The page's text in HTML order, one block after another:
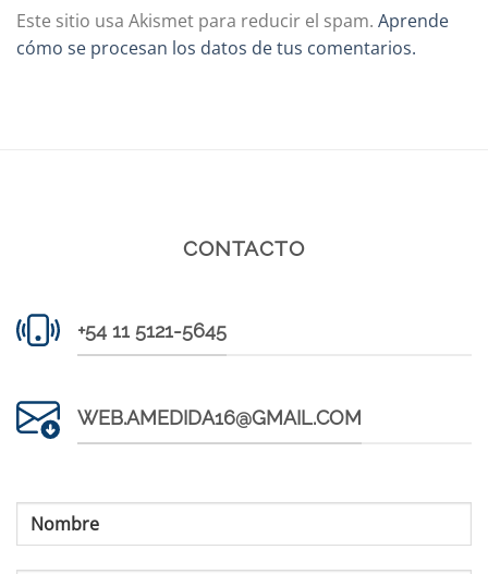
Este sitio usa Akismet para reducir el spam. Aprende
cómo se procesan los datos de tus comentarios.
CONTACTO
+54 11 5121-5645
WEB.AMEDIDA16@GMAIL.COM